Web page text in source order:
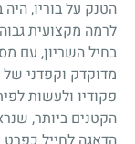
הטנק על בוריו,
לרמה מקצועית
בחיל השריון, עם
מדוקדק וקפדני של
פקודיו ולעשות
הקטנים ביותר,